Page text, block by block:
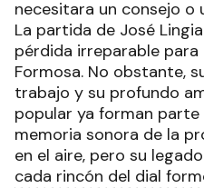
necesitara un consejo o
La partida de José
pérdida irreparable
Formosa. No obstante,
trabajo y su profundo
popular ya forman
memoria sonora de la
en el aire, pero su
cada rincón del dial